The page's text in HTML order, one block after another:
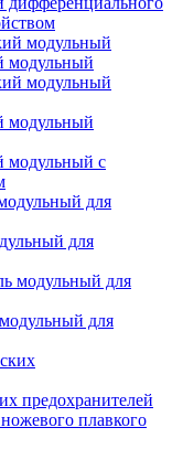
модульный
модульный
модульный с
для
для
предохранителей